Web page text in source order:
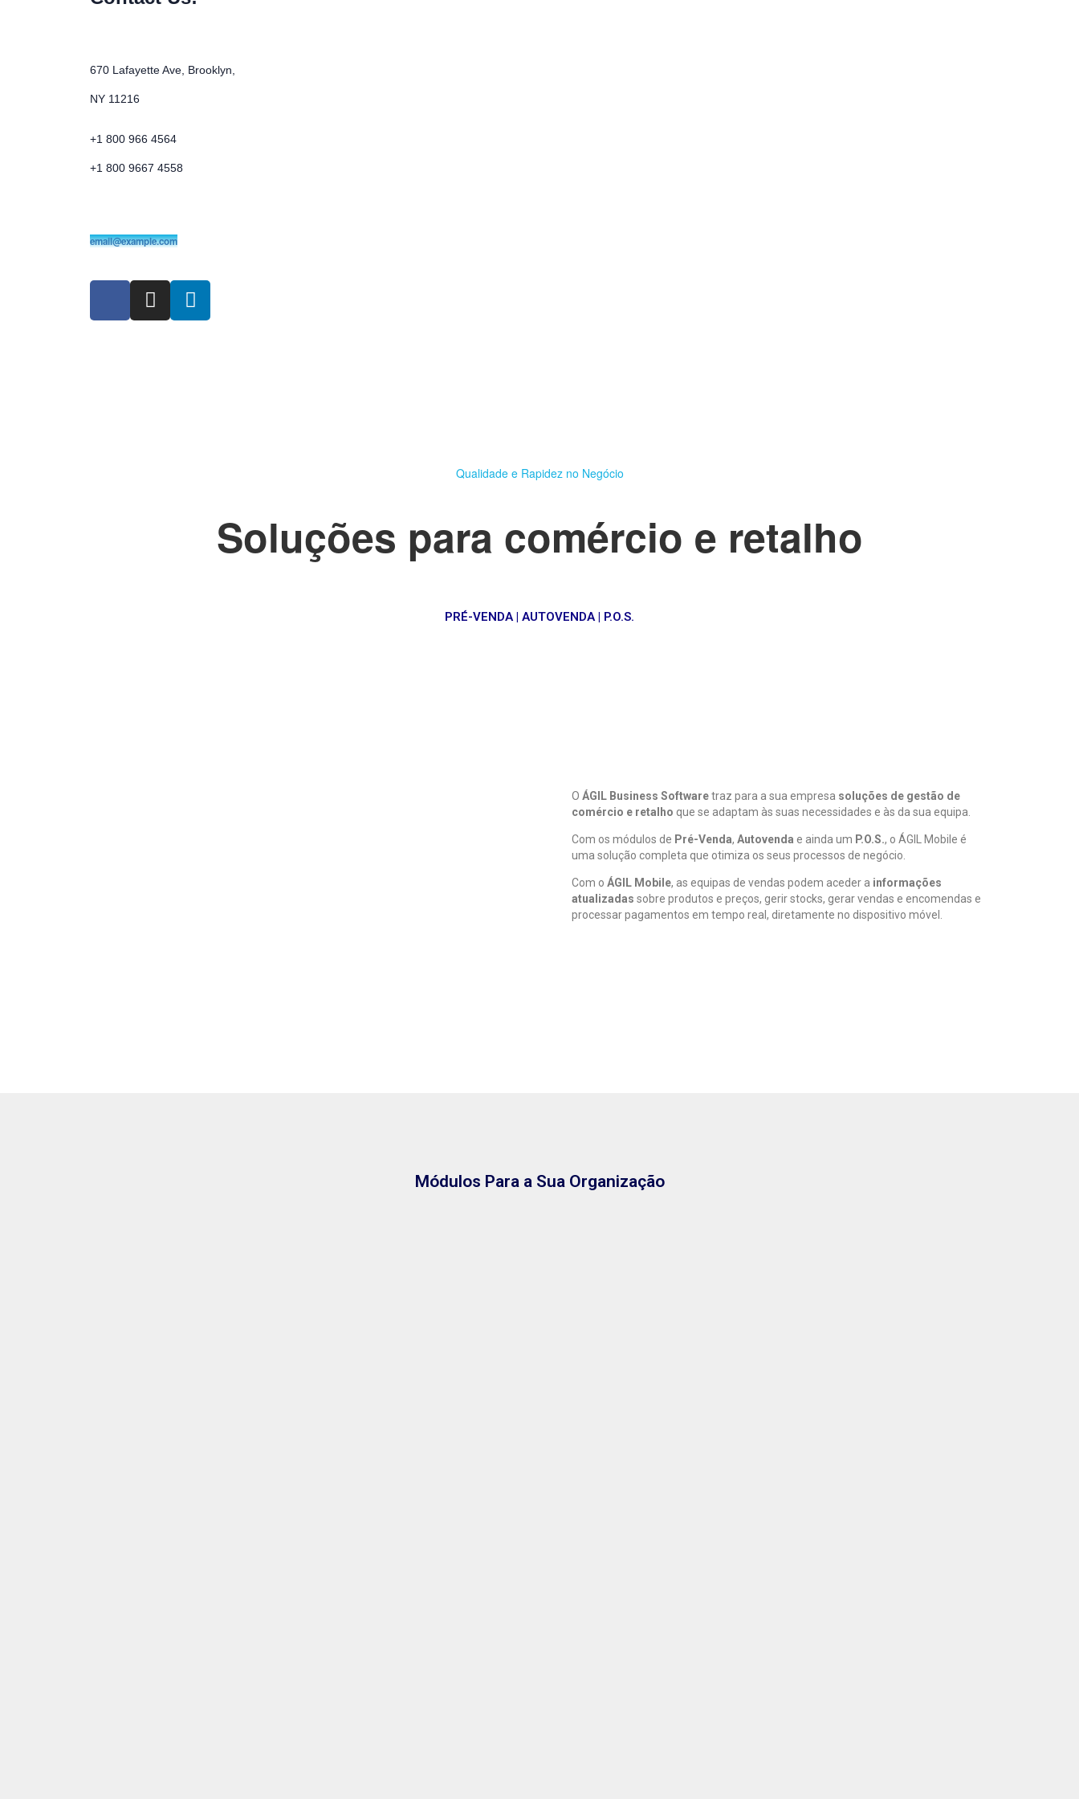
670 Lafayette Ave, Brooklyn,
NY 11216
+1 800 966 4564
+1 800 9667 4558
email@example.com
Qualidade e Rapidez no Negócio
Soluções para comércio e retalho
PRÉ-VENDA | AUTOVENDA | P.O.S.
O ÁGIL Business Softwaretraz para a sua empresa soluções de gestão de
comércio e retalho que se adaptam às suas necessidades e às da sua equipa.
Com os módulos de Pré-Venda, Autovenda e ainda um P.O.S., o ÁGIL Mobile é
uma solução completa que otimiza os seus processos de negócio.
Com o ÁGIL Mobile, as equipas de vendas podem aceder a informações
atualizadas sobre produtos e preços, gerir stocks, gerar vendas e encomendas e
processar pagamentos em tempo real, diretamente no dispositivo móvel.
Módulos Para a Sua Organização